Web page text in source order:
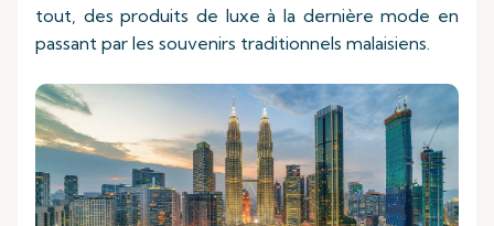
tout, des produits de luxe à la dernière mode en
passant par les souvenirs traditionnels malaisiens.